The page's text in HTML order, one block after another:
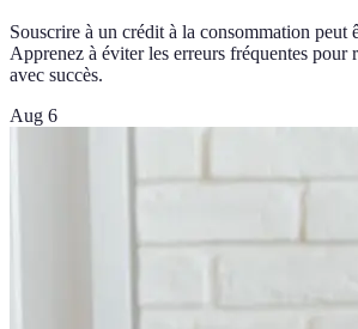
Souscrire à un crédit à la consommation peut
Apprenez à éviter les erreurs fréquentes pour
avec succès.
Aug 6